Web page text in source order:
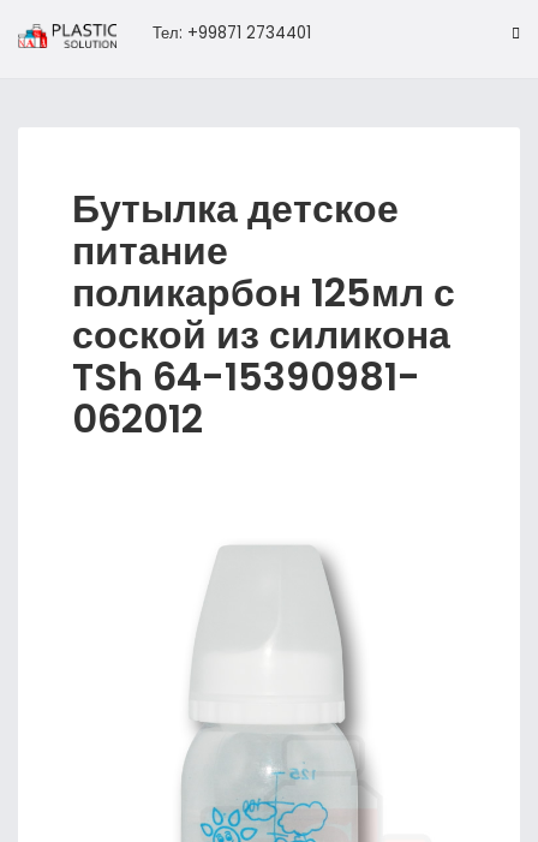
Тел: +99871 2734401
Бутылка детское
питание
поликарбон 125мл с
соской из силикона
TSh 64-15390981-
062012